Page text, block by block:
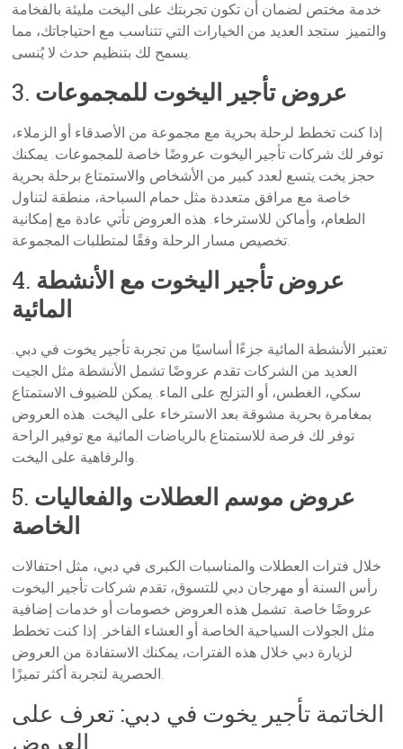
خدمة مختص لضمان أن تكون تجربتك على اليخت مليئة بالفخامة
والتميز. ستجد العديد من الخيارات التي تتناسب مع احتياجاتك، مما
يسمح لك بتنظيم حدث لا يُنسى.
3. عروض تأجير اليخوت للمجموعات
إذا كنت تخطط لرحلة بحرية مع مجموعة من الأصدقاء أو الزملاء،
توفر لك شركات تأجير اليخوت عروضًا خاصة للمجموعات. يمكنك
حجز يخت يتسع لعدد كبير من الأشخاص والاستمتاع برحلة بحرية
خاصة مع مرافق متعددة مثل حمام السباحة، منطقة لتناول
الطعام، وأماكن للاسترخاء. هذه العروض تأتي عادة مع إمكانية
تخصيص مسار الرحلة وفقًا لمتطلبات المجموعة.
4. عروض تأجير اليخوت مع الأنشطة
المائية
تعتبر الأنشطة المائية جزءًا أساسيًا من تجربة تأجير يخوت في دبي.
العديد من الشركات تقدم عروضًا تشمل الأنشطة مثل الجيت
سكي، الغطس، أو التزلج على الماء. يمكن للضيوف الاستمتاع
بمغامرة بحرية مشوقة بعد الاسترخاء على اليخت. هذه العروض
توفر لك فرصة للاستمتاع بالرياضات المائية مع توفير الراحة
والرفاهية على اليخت.
5. عروض موسم العطلات والفعاليات
الخاصة
خلال فترات العطلات والمناسبات الكبرى في دبي، مثل احتفالات
رأس السنة أو مهرجان دبي للتسوق، تقدم شركات تأجير اليخوت
عروضًا خاصة. تشمل هذه العروض خصومات أو خدمات إضافية
مثل الجولات السياحية الخاصة أو العشاء الفاخر. إذا كنت تخطط
لزيارة دبي خلال هذه الفترات، يمكنك الاستفادة من العروض
الحصرية لتجربة أكثر تميزًا.
الخاتمة تأجير يخوت في دبي: تعرف على
العروض